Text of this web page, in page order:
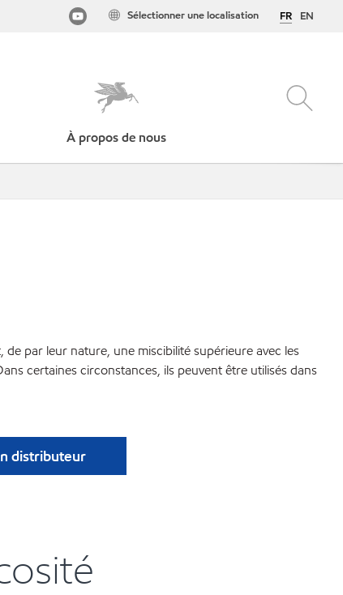
FR EN
Sélectionner une localisation
À propos de nous
par leur nature, une miscibilité supérieure avec les
certaines circonstances, ils peuvent être utilisés dans
distributeur